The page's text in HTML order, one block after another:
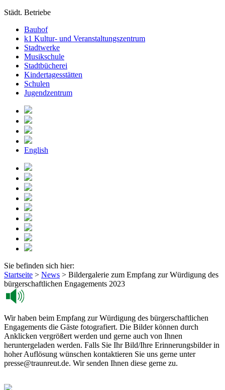
Städt. Betriebe
Bauhof
k1 Kultur- und Veranstaltungszentrum
Stadtwerke
Musikschule
Stadtbücherei
Kindertagesstätten
Schulen
Jugendzentrum
English
Sie befinden sich hier:
Startseite > News > Bildergalerie zum Empfang zur Würdigung des
bürgerschaftlichen Engagements 2023
Wir haben beim Empfang zur Würdigung des bürgerschaftlichen
Engagements die Gäste fotografiert. Die Bilder können durch
Anklicken vergrößert werden und gerne auch von Ihnen
heruntergeladen werden. Falls Sie Ihr Bild/Ihre Erinnerungsbilder in
hoher Auflösung wünschen kontaktieren Sie uns gerne unter
presse@traunreut.de. Wir senden Ihnen diese gerne zu.